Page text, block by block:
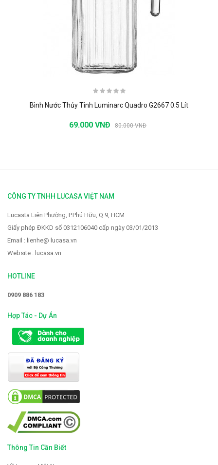
Bình Nước Thủy Tinh Luminarc Quadro G2667 0.5 Lít
69.000 VNĐ 80.000 VNĐ
CÔNG TY TNHH LUCASA VIỆT NAM
Lucasta Liên Phường, P.Phú Hữu, Q.9, HCM
Giấy phép ĐKKD số 0312106040 cấp ngày 03/01/2013
Email : lienhe@ lucasa.vn
Website : lucasa.vn
HOTLINE
0909 886 183
Hợp Tác - Dự Án
Thông Tin Cần Biết